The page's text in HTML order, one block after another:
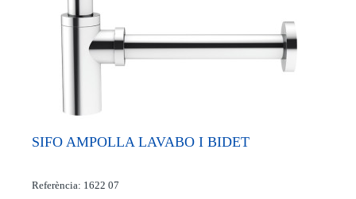
SIFO AMPOLLA LAVABO I BIDET
Referència: 1622 07